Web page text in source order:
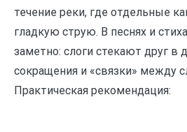
течение реки, где отдельные
гладкую струю. В песнях и
заметно: слоги стекают друг в
сокращения и «связки» между
Практическая рекомендация: